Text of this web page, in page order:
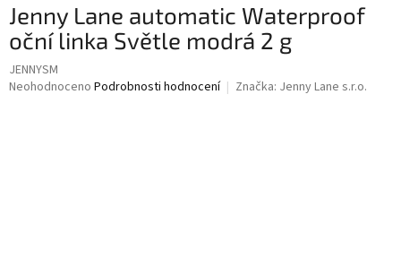
Jenny Lane automatic Waterproof
oční linka Světle modrá 2 g
JENNYSM
Průměrné
Neohodnoceno Podrobnosti hodnocení Značka: Jenny Lane s.r.o.